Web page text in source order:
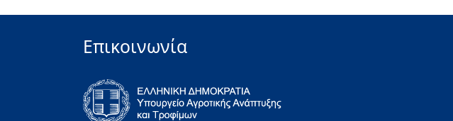
Επικοινωνία